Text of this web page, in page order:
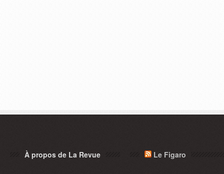
À propos de La Revue Le Figaro